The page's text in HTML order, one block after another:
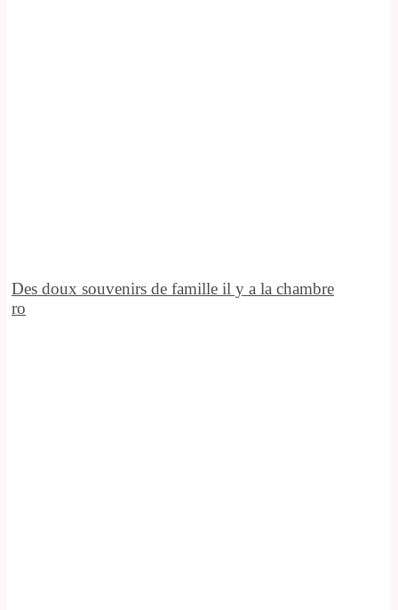
Des doux souvenirs de famille il y a la chambre
ro